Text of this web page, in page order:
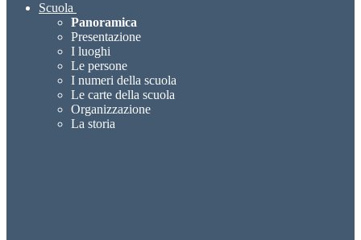
Scuola
Panoramica
Presentazione
I luoghi
Le persone
I numeri della scuola
Le carte della scuola
Organizzazione
La storia